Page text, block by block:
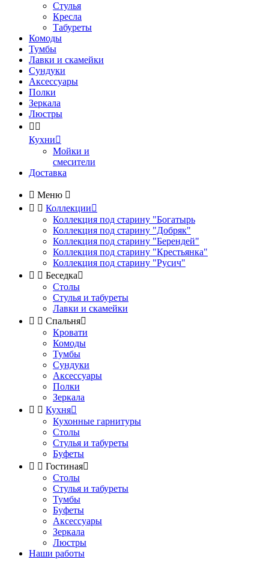
Стулья
Кресла
Табуреты
Комоды
Тумбы
Лавки и скамейки
Сундуки
Аксессуары
Полки
Зеркала
Люстры
 
Кухни
Мойки и
смесители
Доставка
 Меню 
  Коллекции
Коллекция под старину "Богатырь
Коллекция под старину "Добряк"
Коллекция под старину "Берендей"
Коллекция под старину "Крестьянка"
Коллекция под старину "Русич"
  Беседка
Столы
Стулья и табуреты
Лавки и скамейки
  Спальня
Кровати
Комоды
Тумбы
Сундуки
Аксессуары
Полки
Зеркала
  Кухня
Кухонные гарнитуры
Столы
Стулья и табуреты
Буфеты
  Гостиная
Столы
Стулья и табуреты
Тумбы
Буфеты
Аксессуары
Зеркала
Люстры
Наши работы